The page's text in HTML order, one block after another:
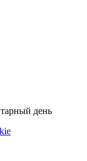
день